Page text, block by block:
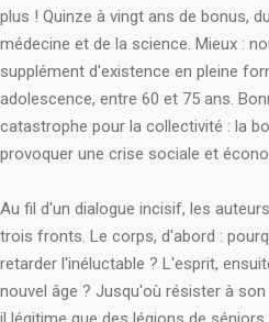
plus ! Quinze à vingt ans de bonus,
médecine et de la science. Mieux :
supplément d'existence en pleine
adolescence, entre 60 et 75 ans.
catastrophe pour la collectivité : la
provoquer une crise sociale et
Au fil d'un dialogue incisif, les
trois fronts. Le corps, d'abord :
retarder l'inéluctable ? L'esprit,
nouvel âge ? Jusqu'où résister à